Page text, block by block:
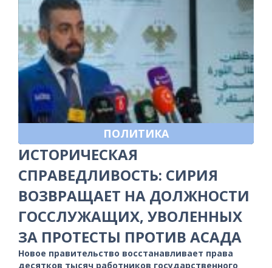
ПОЛИТИКА
ИСТОРИЧЕСКАЯ
СПРАВЕДЛИВОСТЬ: СИРИЯ
ВОЗВРАЩАЕТ НА ДОЛЖНОСТИ
ГОССЛУЖАЩИХ, УВОЛЕННЫХ
ЗА ПРОТЕСТЫ ПРОТИВ АСАДА
Новое правительство восстанавливает права
десятков тысяч работников государственного